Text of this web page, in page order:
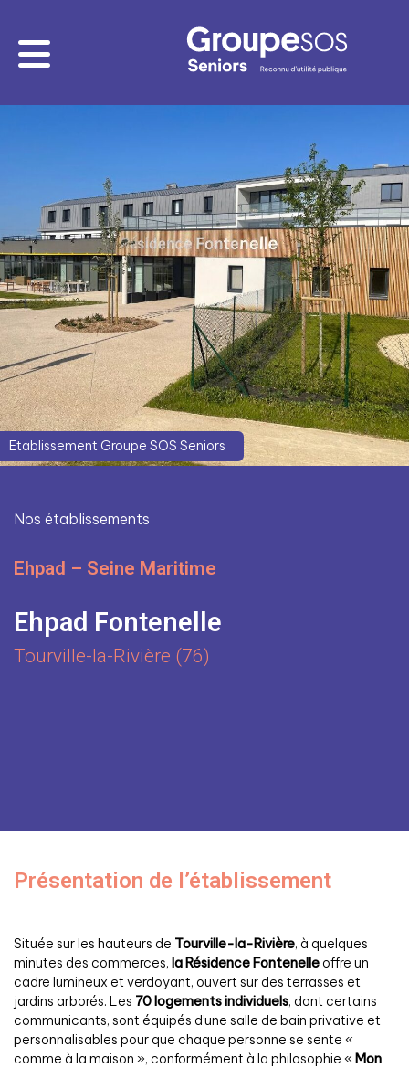
Nos établissements
Ehpad – Seine Maritime
Ehpad Fontenelle
Tourville-la-Rivière (76)
Etablissement Groupe SOS Seniors
Présentation de l’établissement
Située sur les hauteurs de Tourville-la-Rivière, à quelques
minutes des commerces, la Résidence Fontenelle offre un
cadre lumineux et verdoyant, ouvert sur des terrasses et
jardins arborés. Les 70 logements individuels, dont certains
communicants, sont équipés d’une salle de bain privative et
personnalisables pour que chaque personne se sente «
comme à la maison », conformément à la philosophie « Mon